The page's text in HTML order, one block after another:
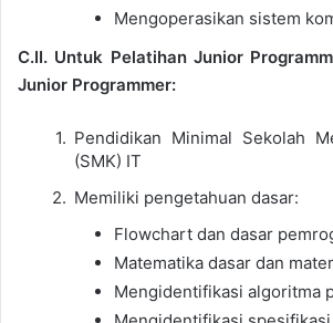
Mengoperasikan sistem
C.II. Untuk Pelatihan Junior
Junior Programmer:
Pendidikan Minimal Sekolah
(SMK) IT
Memiliki pengetahuan dasar:
Flowchart dan dasar
Matematika dasar dan
Mengidentifikasi algoritma